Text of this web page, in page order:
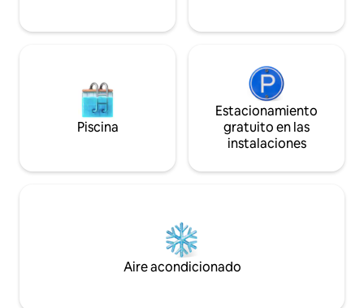
Piscina
Estacionamiento
gratuito en las
instalaciones
Aire acondicionado